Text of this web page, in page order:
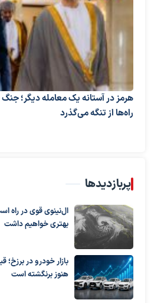
هرمز در آستانه یک معامله دیگر؛
راه‌ها از تنگه می‌گذرد
پربازدیدها
ال‌نینوی قوی در راه
بهتری خواهیم داشت
بازار خودرو در
هنوز برنگشته است